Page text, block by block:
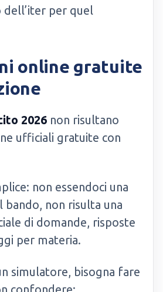
per quel
online gratuite
2026 non risultano
ufficiali gratuite con
non essendoci una
bando, non risulta una
di domande, risposte
per materia.
simulatore, bisogna fare